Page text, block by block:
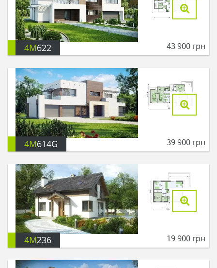
4M622 43 900 грн
4M614G 39 900 грн
4M236 19 900 грн